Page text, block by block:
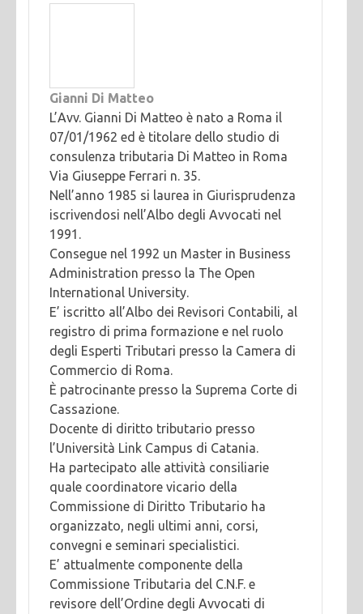
Gianni Di Matteo
L’Avv. Gianni Di Matteo è nato a Roma il
07/01/1962 ed è titolare dello studio di
consulenza tributaria Di Matteo in Roma
Via Giuseppe Ferrari n. 35.
Nell’anno 1985 si laurea in Giurisprudenza
iscrivendosi nell’Albo degli Avvocati nel
1991.
Consegue nel 1992 un Master in Business
Administration presso la The Open
International University.
E’ iscritto all’Albo dei Revisori Contabili, al
registro di prima formazione e nel ruolo
degli Esperti Tributari presso la Camera di
Commercio di Roma.
È patrocinante presso la Suprema Corte di
Cassazione.
Docente di diritto tributario presso
l’Università Link Campus di Catania.
Ha partecipato alle attività consiliarie
quale coordinatore vicario della
Commissione di Diritto Tributario ha
organizzato, negli ultimi anni, corsi,
convegni e seminari specialistici.
E’ attualmente componente della
Commissione Tributaria del C.N.F. e
revisore dell’Ordine degli Avvocati di